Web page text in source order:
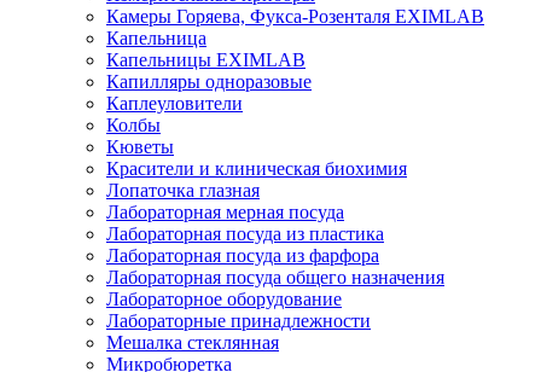
Камеры Горяева, Фукса-Розенталя EXIMLAB
Капельница
Капельницы EXIMLAB
Капилляры одноразовые
Каплеуловители
Колбы
Кюветы
Красители и клиническая биохимия
Лопаточка глазная
Лабораторная мерная посуда
Лабораторная посуда из пластика
Лабораторная посуда из фарфора
Лабораторная посуда общего назначения
Лабораторное оборудование
Лабораторные принадлежности
Мешалка стеклянная
Микробюретка